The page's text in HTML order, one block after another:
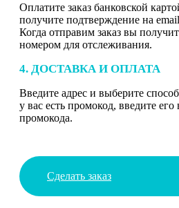
Оплатите заказ банковской
получите подтверждение на
Когда отправим заказ вы
номером для отслеживания.
4. ДОСТАВКА И ОПЛАТА
Введите адрес и выберите
у вас есть промокод, введите
промокода.
Сделать заказ